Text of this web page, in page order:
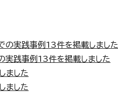
の実践事例13件を掲載しました
実践事例13件を掲載しました
ました
ました